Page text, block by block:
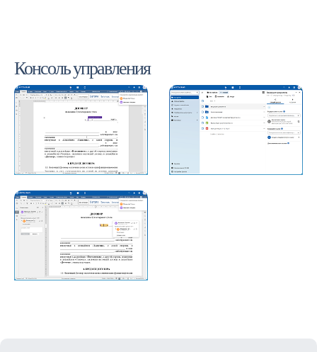
Консоль управления